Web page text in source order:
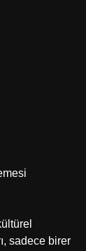
sadece birer